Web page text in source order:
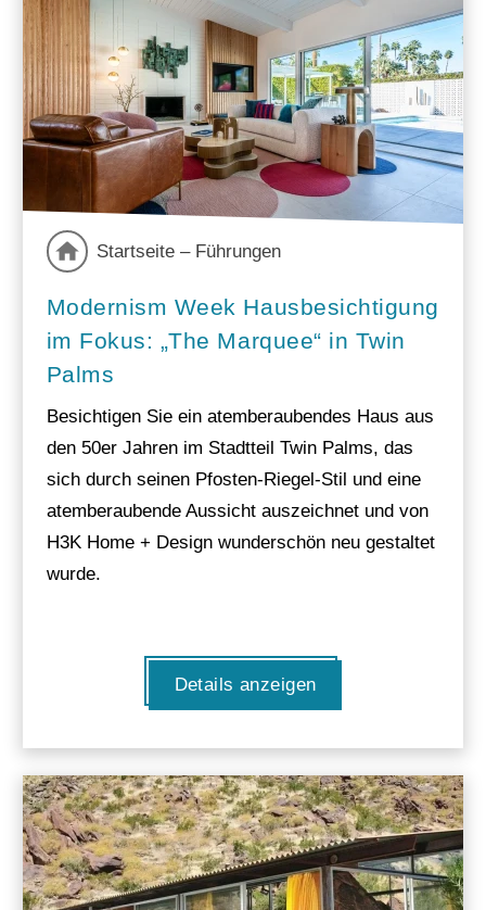
Startseite – Führungen
Modernism Week Hausbesichtigung
im Fokus: „The Marquee“ in Twin
Palms
Besichtigen Sie ein atemberaubendes Haus aus
den 50er Jahren im Stadtteil Twin Palms, das
sich durch seinen Pfosten-Riegel-Stil und eine
atemberaubende Aussicht auszeichnet und von
H3K Home + Design wunderschön neu gestaltet
wurde.
Details anzeigen